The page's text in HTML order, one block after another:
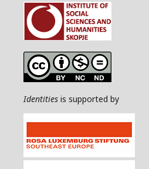
Identities is supported by